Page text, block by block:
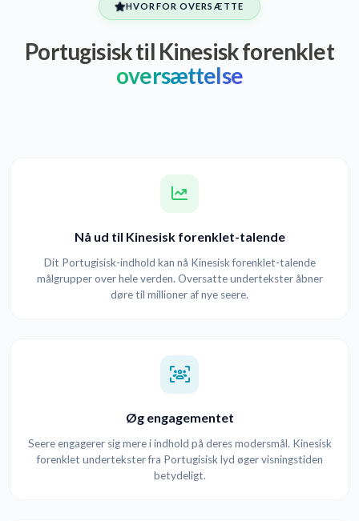
HVORFOR OVERSÆTTE
Portugisisk til Kinesisk forenklet
oversættelse
Nå ud til Kinesisk forenklet-talende
Dit Portugisisk-indhold kan nå Kinesisk forenklet-talende
målgrupper over hele verden. Oversatte undertekster åbner
døre til millioner af nye seere.
Øg engagementet
Seere engagerer sig mere i indhold på deres modersmål. Kinesisk
forenklet undertekster fra Portugisisk lyd øger visningstiden
betydeligt.